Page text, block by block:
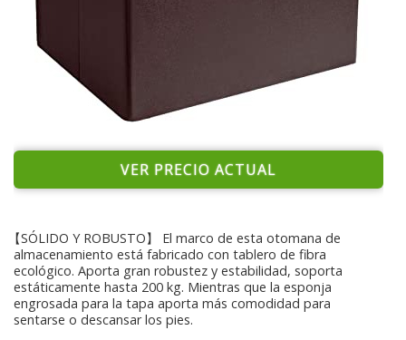
VER PRECIO ACTUAL
【SÓLIDO Y ROBUSTO】 El marco de esta otomana de
almacenamiento está fabricado con tablero de fibra
ecológico. Aporta gran robustez y estabilidad, soporta
estáticamente hasta 200 kg. Mientras que la esponja
engrosada para la tapa aporta más comodidad para
sentarse o descansar los pies.